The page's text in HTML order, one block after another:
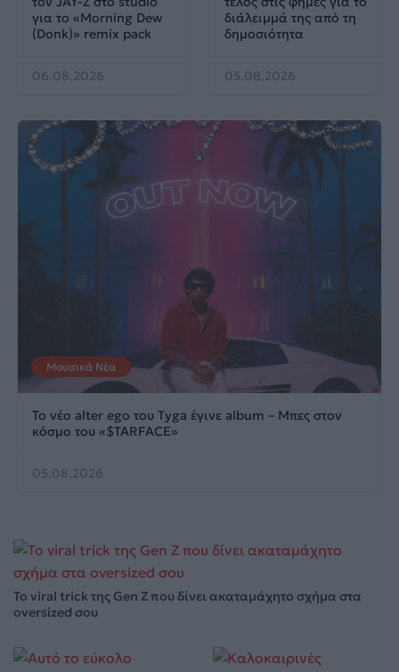
για το «Morning Dew
(Donk)» remix pack
06.08.2026
διάλειμμά της από τη
δημοσιότητα
05.08.2026
Μουσικά Νέα
Το νέο alter ego του Tyga έγινε album – Μπες στον
κόσμο του «$TARFACE»
05.08.2026
Το viral trick της Gen Z που δίνει ακαταμάχητο σχήμα στα
oversized σου